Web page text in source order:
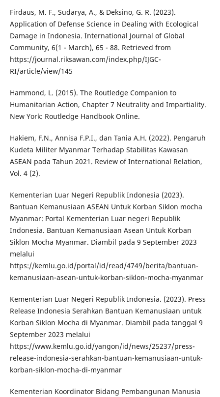
Firdaus, M. F., Sudarya, A., & Deksino, G. R. (2023).
Application of Defense Science in Dealing with Ecological
Damage in Indonesia. International Journal of Global
Community, 6(1 - March), 65 - 88. Retrieved from
https://journal.riksawan.com/index.php/IJGC-
RI/article/view/145
Hammond, L. (2015). The Routledge Companion to
Humanitarian Action, Chapter 7 Neutrality and Impartiality.
New York: Routledge Handbook Online.
Hakiem, F.N., Annisa F.P.I., dan Tania A.H. (2022). Pengaruh
Kudeta Militer Myanmar Terhadap Stabilitas Kawasan
ASEAN pada Tahun 2021. Review of International Relation,
Vol. 4 (2).
Kementerian Luar Negeri Republik Indonesia (2023).
Bantuan Kemanusiaan ASEAN Untuk Korban Siklon mocha
Myanmar: Portal Kementerian Luar negeri Republik
Indonesia. Bantuan Kemanusiaan Asean Untuk Korban
Siklon Mocha Myanmar. Diambil pada 9 September 2023
melalui
https://kemlu.go.id/portal/id/read/4749/berita/bantuan-
kemanusiaan-asean-untuk-korban-siklon-mocha-myanmar
Kementerian Luar Negeri Republik Indonesia. (2023). Press
Release Indonesia Serahkan Bantuan Kemanusiaan untuk
Korban Siklon Mocha di Myanmar. Diambil pada tanggal 9
September 2023 melalui
https://www.kemlu.go.id/yangon/id/news/25237/press-
release-indonesia-serahkan-bantuan-kemanusiaan-untuk-
korban-siklon-mocha-di-myanmar
Kementerian Koordinator Bidang Pembangunan Manusia